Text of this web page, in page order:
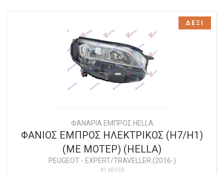
ΦΑΝΑΡΙΑ ΕΜΠΡΟΣ HELLA
ΦΑΝΙΟΣ ΕΜΠΡΟΣ ΗΛΕΚΤΡΙΚΟΣ (H7/H1)
(ΜΕ ΜΟΤΕΡ) (HELLA)
PEUGEOT- EXPERT/TRAVELLER (2016-)
#148098
ΔΕΞΙ